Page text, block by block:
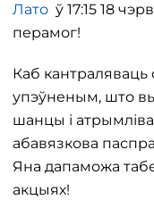
Лато ў 17:15 18
перамог!
Каб кантраляваць
упэўненым, што
шанцы і
абавязкова
Яна дапаможа
акцыях!